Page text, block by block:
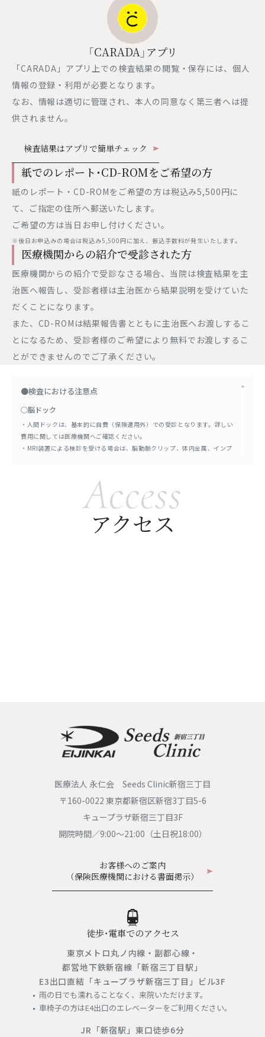
「CARADA」アプリ
「CARADA」アプリ上での検査結果の閲覧・保存には、個人
情報の登録・利用が必要となります。
なお、情報は適切に管理され、本人の同意なく第三者へは提
供されません。
検査結果はアプリで簡単チェック
紙でのレポート・CD-ROMをご希望の方
紙のレポート・CD-ROMをご希望の方は税込み5,500円に
て、ご指定の住所へ郵送いたします。
ご希望の方は当日お申し付けください。
※後日お申込みの場合は税込み5,500円に加え、振込手数料が発生いたします。
医療機関からの紹介で受診された方
医療機関からの紹介で受診なさる場合、当院は検査結果を主
治医へ報告し、受診者様は主治医から結果説明を受けていた
だくことになります。
また、CD-ROMは結果報告書とともに主治医へお渡しするこ
とになるため、受診者様のご希望により無料でお渡しするこ
とができませんのでご了承ください。
●検査における注意点
○脳ドック
・人間ドックは、基本的に自費（保険適用外）での受診となります。詳しい
費用に関しては医療機関へご確認ください。
・MRI装置による検診を受ける場合は、脳動脈クリップ、体内金属、インプ
・妊娠している可能性のある方、または妊娠中で14週未満の方、閉所恐怖症
などで狭いところに入れない方、長時間同じ姿勢が保てない方、お体が大き
くMRIの中に入れない方などは、検査を受けられません。
・必ずしも疾患を発見・診断できるとは限りません。
くMRIの中に入れない方などは、検査を受けられません。
・必ずしも疾患を発見・診断できるとは限りません。
際は検診費用の補助があります。人間ドックなどの任意型がん検診で受診し
た場合は、原則として自己負担となります。詳しくは医療機関へご確認くだ
X線検査では放射線を用いた検査のため軽度な被ばくをともないます。また、
・精密検査、人間ドックの検診では胸部CT検査、気管支鏡検査のいずれか、
または両方を行ない、胸部CT線検査では放射線を用いた検査のため軽度な被
・必ずしも疾患を発見・診断できるとは限りません。
・コンピューターを駆使してデータ処理と画像の再構成を行ない、断層写真
・治療内容によっては保険診療となることもありますが、基本的には自費
（保険適用外）での診療となり、保険診療よりも高額になります。詳細は医
師にご確認ください。
・検査中はできるだけ体を動かさないようにする必要があります。
・ペースメーカーを使われている方、体内に取り外せない金属類がある方、
Access
アクセス
医療法人 永仁会 Seeds Clinic新宿三丁目
〒160-0022 東京都新宿区新宿3丁目5-6
キュープラザ新宿三丁目3F
開院時間／9:00〜21:00（土日祝18:00）
お客様へのご案内
（保険医療機関における書面掲示）
徒歩・電車でのアクセス
東京メトロ丸ノ内線・副都心線・
都営地下鉄新宿線「新宿三丁目駅」
E3出口直結「キュープラザ新宿三丁目」ビル3F
雨の日でも濡れることなく、来院いただけます。
車椅子の方はE4出口のエレベーターをご利用ください。
JR「新宿駅」東口徒歩6分